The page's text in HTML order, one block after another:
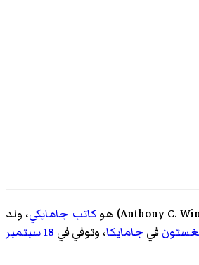
Anthony C.)‏ هوكاتب جامايكي، ولد
فيجامايكا، وتوفي في 18 سبتمبر